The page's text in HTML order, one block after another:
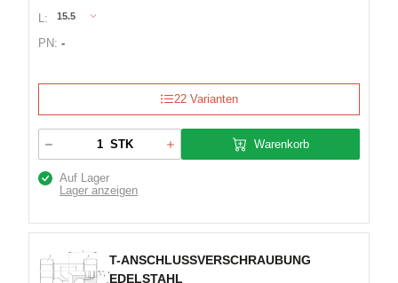
L: 15.5
PN: -
22 Varianten
STK Warenkorb
Auf Lager
Lager anzeigen
T-ANSCHLUSSVERSCHRAUBUNG
EDELSTAHL